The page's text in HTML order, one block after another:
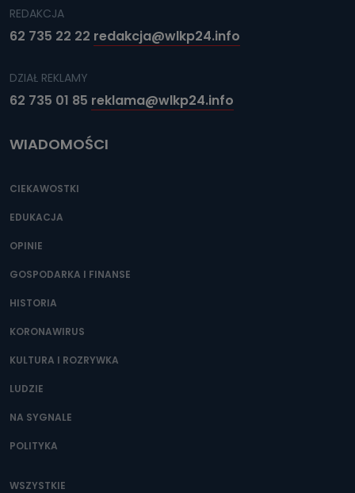
REDAKCJA
62 735 22 22 redakcja@wlkp24.info
DZIAŁ REKLAMY
62 735 01 85 reklama@wlkp24.info
WIADOMOŚCI
CIEKAWOSTKI
EDUKACJA
OPINIE
GOSPODARKA I FINANSE
HISTORIA
KORONAWIRUS
KULTURA I ROZRYWKA
LUDZIE
NA SYGNALE
POLITYKA
WSZYSTKIE